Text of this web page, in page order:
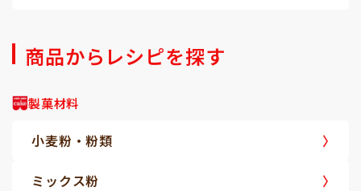
商品からレシピを探す
製菓材料
小麦粉・粉類
ミックス粉